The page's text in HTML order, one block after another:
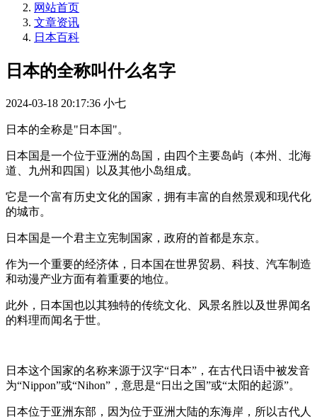
网站首页
文章资讯
日本百科
日本的全称叫什么名字
2024-03-18 20:17:36 小七
日本的全称是"日本国"。
日本国是一个位于亚洲的岛国，由四个主要岛屿（本州、北海
道、九州和四国）以及其他小岛组成。
它是一个富有历史文化的国家，拥有丰富的自然景观和现代化
的城市。
日本国是一个君主立宪制国家，政府的首都是东京。
作为一个重要的经济体，日本国在世界贸易、科技、汽车制造
和动漫产业方面有着重要的地位。
此外，日本国也以其独特的传统文化、风景名胜以及世界闻名
的料理而闻名于世。
日本这个国家的名称来源于汉字“日本”，在古代日语中被发音
为“Nippon”或“Nihon”，意思是“日出之国”或“太阳的起源”。
日本位于亚洲东部，因为位于亚洲大陆的东海岸，所以古代人